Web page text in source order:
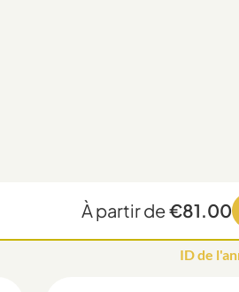
À partir de€81.00
ID de